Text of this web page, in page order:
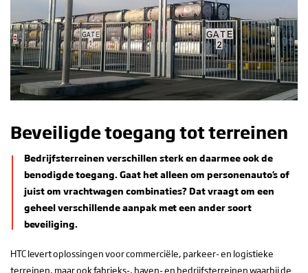
Beveiligde toegang tot terreinen
Bedrijfsterreinen verschillen sterk en daarmee ook de
benodigde toegang. Gaat het alleen om personenauto’s of
juist om vrachtwagen combinaties? Dat vraagt om een
geheel verschillende aanpak met een ander soort
beveiliging.
HTC levert oplossingen voor commerciële, parkeer- en logistieke
terreinen, maar ook fabrieks-, haven- en bedrijfsterreinen waarbij de